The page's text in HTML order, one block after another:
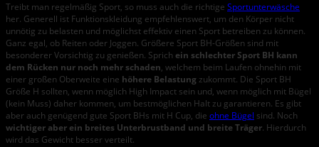
Treibt man regelmäßig Sport, so muss auch die richtige Sportunterwäsche
her. Generell ist Funktionskleidung empfehlenswert, um den Körper nicht
unnötig zu belasten und möglichst effektiv einen Sport betreiben zu können.
Ganz egal, ob Reiten oder Joggen. Größere Sport BH-Größen sind mit
besonderer Vorsichtig zu genießen. Sprich ein schlechter Sport BH kann
dem Rücken nur noch mehr schaden, welchem beim Laufen ohnehin mit
einer großen Oberweite eine höhere Belastung zukommt. Die Sport BH
Größe H sollten, wenn möglich High Impact sein und, wenn möglich mit Bügel
(kein Muss) daher kommen, um bestmöglichen Halt zu garantieren. Es gibt
aber auch genügend gute Sport BHs mit H Cup, die ohne Bügel sind. Noch
wichtiger aber ein breites Unterbrustband und breite Träger. Hierdurch
wird das Gewicht besser verteilt.